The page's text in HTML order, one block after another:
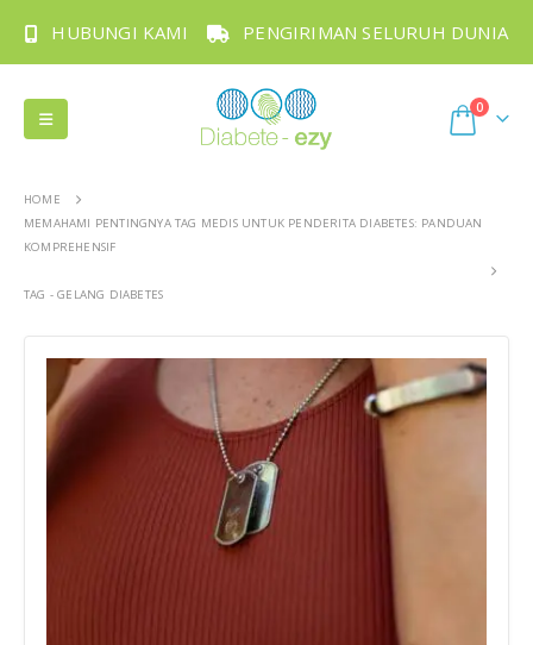
HUBUNGI KAMI PENGIRIMAN SELURUH DUNIA
0
HOME
MEMAHAMI PENTINGNYA TAG MEDIS UNTUK PENDERITA DIABETES: PANDUAN
KOMPREHENSIF
TAG -GELANG DIABETES